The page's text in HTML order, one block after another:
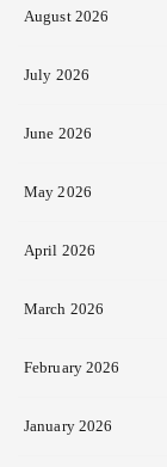
August 2026
July 2026
June 2026
May 2026
April 2026
March 2026
February 2026
January 2026